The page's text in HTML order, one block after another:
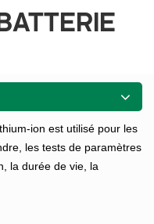
ion est utilisé pour les
les tests de paramètres
la durée de vie, la